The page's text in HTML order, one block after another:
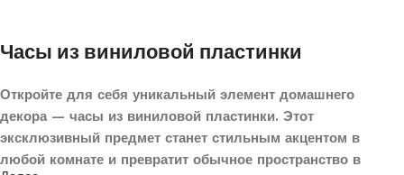
Часы из виниловой пластинки
Откройте для себя уникальный элемент домашнего
декора — часы из виниловой пластинки. Этот
эксклюзивный предмет станет стильным акцентом в
любой комнате и превратит обычное пространство в